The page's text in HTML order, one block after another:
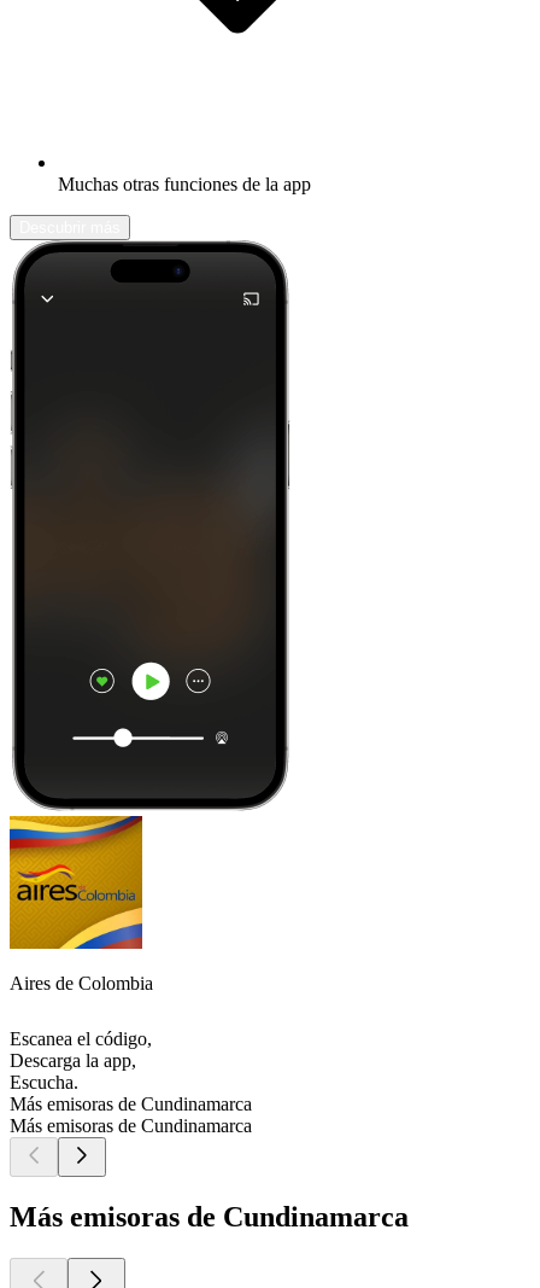
Muchas otras funciones de la app
Aires de Colombia
Escanea el código,
Descarga la app,
Escucha.
Más emisoras de Cundinamarca
Más emisoras de Cundinamarca
Más emisoras de Cundinamarca